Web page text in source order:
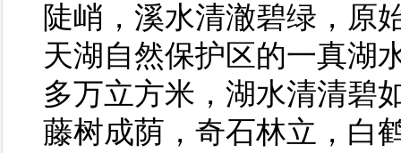
陡峭，溪水清澈碧绿，原
天湖自然保护区的一真湖
多万立方米，湖水清清碧
藤树成荫，奇石林立，白